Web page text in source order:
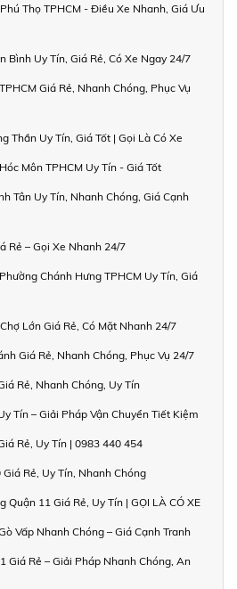
Thọ TPHCM - Điều Xe Nhanh, Giá Ưu
Bình Uy Tín, Giá Rẻ, Có Xe Ngay 24/7
Giá Rẻ, Nhanh Chóng, Phục Vụ
Thần Uy Tín, Giá Tốt | Gọi Là Có Xe
Môn TPHCM Uy Tín - Giá Tốt
Tân Uy Tín, Nhanh Chóng, Giá Cạnh
Rẻ – Gọi Xe Nhanh 24/7
Chánh Hưng TPHCM Uy Tín, Giá
Lớn Giá Rẻ, Có Mặt Nhanh 24/7
Giá Rẻ, Nhanh Chóng, Phục Vụ 24/7
Rẻ, Nhanh Chóng, Uy Tín
Tín – Giải Pháp Vận Chuyển Tiết Kiệm
Rẻ, Uy Tín | 0983 440 454
Rẻ, Uy Tín, Nhanh Chóng
Quận 11 Giá Rẻ, Uy Tín | GỌI LÀ CÓ XE
Vấp Nhanh Chóng – Giá Cạnh Tranh
Giá Rẻ – Giải Pháp Nhanh Chóng, An